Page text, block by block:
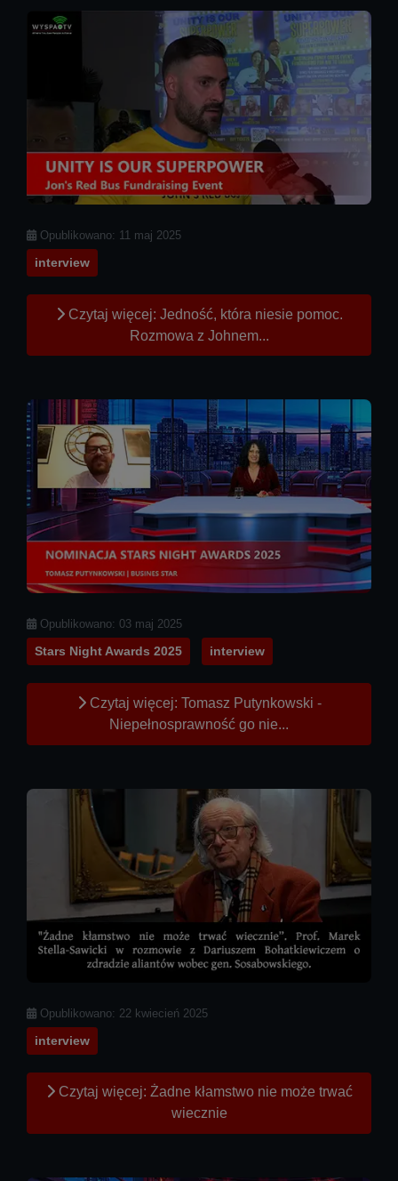
Szczegóły
Opublikowano: 11 maj 2025
interview
Czytaj więcej: Jedność, która niesie pomoc.
Rozmowa z Johnem...
Szczegóły
Opublikowano: 03 maj 2025
Stars Night Awards 2025 interview
Czytaj więcej: Tomasz Putynkowski -
Niepełnosprawność go nie...
Szczegóły
Opublikowano: 22 kwiecień 2025
interview
Czytaj więcej: Żadne kłamstwo nie może trwać
wiecznie